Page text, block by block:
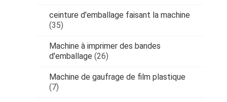
ceinture d'emballage faisant la machine
(35)
Machine à imprimer des bandes
d'emballage (26)
Machine de gaufrage de film plastique
(7)